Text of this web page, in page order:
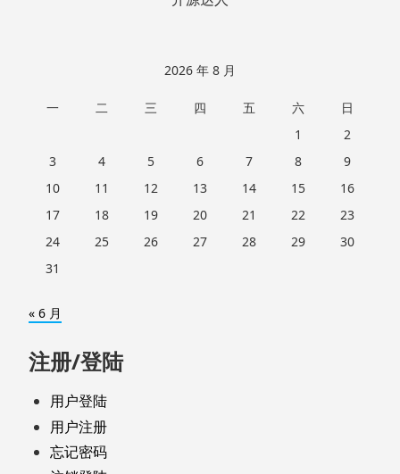
2026 年 8 月
一 二 三 四 五 六
日
1
2
3
4 5 6 7 8
9
10
11 12 13 14 15
16
17
18 19 20 21 22
23
24
25 26 27 28 29
30
31
« 6 月
注册/登陆
用户登陆
用户注册
忘记密码